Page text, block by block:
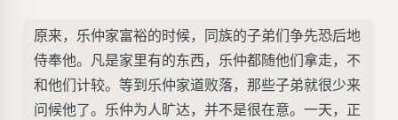
原来，乐仲家富裕的时候，同族的子弟们争先恐后地
侍奉他。凡是家里有的东西，乐仲都随他们拿走，不
和他们计较。等到乐仲家道败落，那些子弟就很少来
问候他了。乐仲为人旷达，并不是很在意。一天，正